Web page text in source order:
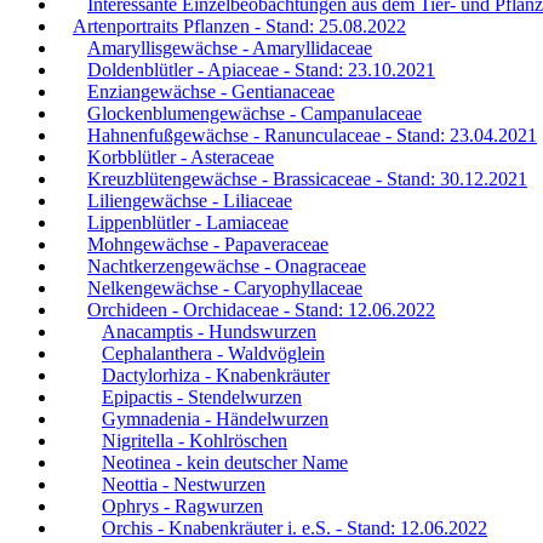
Artenportraits Pflanzen - Stand: 25.08.2022
Amaryllisgewächse - Amaryllidaceae
Doldenblütler - Apiaceae - Stand: 23.10.2021
Enziangewächse - Gentianaceae
Glockenblumengewächse - Campanulaceae
Hahnenfußgewächse - Ranunculaceae - Stand: 23.04.2021
Korbblütler - Asteraceae
Kreuzblütengewächse - Brassicaceae - Stand: 30.12.2021
Liliengewächse - Liliaceae
Lippenblütler - Lamiaceae
Mohngewächse - Papaveraceae
Nachtkerzengewächse - Onagraceae
Nelkengewächse - Caryophyllaceae
Orchideen - Orchidaceae - Stand: 12.06.2022
Anacamptis - Hundswurzen
Cephalanthera - Waldvöglein
Dactylorhiza - Knabenkräuter
Epipactis - Stendelwurzen
Gymnadenia - Händelwurzen
Nigritella - Kohlröschen
Neotinea - kein deutscher Name
Neottia - Nestwurzen
Ophrys - Ragwurzen
Orchis - Knabenkräuter i. e.S. - Stand: 12.06.2022